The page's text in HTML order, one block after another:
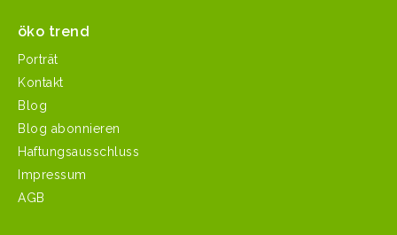
öko trend
Porträt
Kontakt
Blog
Blog abonnieren
Haftungsausschluss
Impressum
AGB